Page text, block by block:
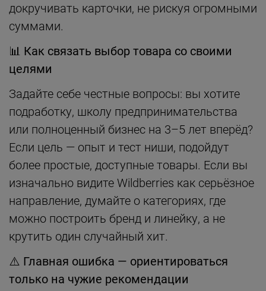
докручивать карточки, не рискуя огромными
суммами.
📊 Как связать выбор товара со своими
целями
Задайте себе честные вопросы: вы хотите
подработку, школу предпринимательства
или полноценный бизнес на 3–5 лет вперёд?
Если цель — опыт и тест ниши, подойдут
более простые, доступные товары. Если вы
изначально видите Wildberries как серьёзное
направление, думайте о категориях, где
можно построить бренд и линейку, а не
крутить один случайный хит.
⚠️ Главная ошибка — ориентироваться
только на чужие рекомендации